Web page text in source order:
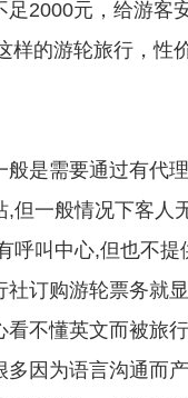
2000元，给游客
样的游轮旅行，性
是需要通过有代
但一般情况下客人
呼叫中心,但也不
订购游轮票务就
不懂英文而被旅
因为语言沟通而